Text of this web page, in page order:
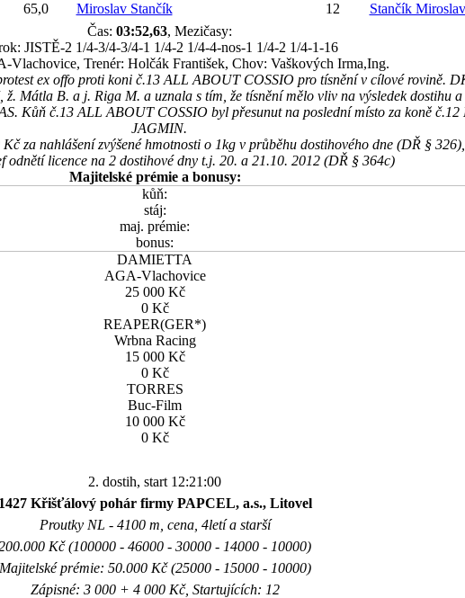
65,0 Miroslav Stančík 12 Stančík Miroslav
Čas: 03:52,63, Mezičasy:
JISTĚ-2 1/4-3/4-3/4-1 1/4-2 1/4-4-nos-1 1/4-2 1/4-1-16
Vlachovice, Trenér: Holčák František, Chov: Vaškových Irma,Ing.
ex offo proti koni č.13 ALL ABOUT COSSIO pro tísnění v cílové rovině.
ž. Mátla B. a j. Riga M. a uznala s tím, že tísnění mělo vliv na výsledek dostihu a
Kůň č.13 ALL ABOUT COSSIO byl přesunut na poslední místo za koně
JAGMIN.
za nahlášení zvýšené hmotnosti o 1kg v průběhu dostihového dne (DŘ §
odnětí licence na 2 dostihové dny t.j. 20. a 21.10. 2012 (DŘ § 364c)
Majitelské prémie a bonusy:
kůň:
stáj:
maj. prémie:
bonus:
DAMIETTA
AGA-Vlachovice
25 000 Kč
0 Kč
REAPER(GER*)
Wrbna Racing
15 000 Kč
0 Kč
TORRES
Buc-Film
10 000 Kč
0 Kč
2. dostih, start 12:21:00
1427 Křišťálový pohár firmy PAPCEL, a.s., Litovel
Proutky NL - 4100 m, cena, 4letí a starší
Kč (100000 - 46000 - 30000 - 14000 - 10000)
Majitelské prémie: 50.000 Kč (25000 - 15000 - 10000)
Zápisné: 3 000 + 4 000 Kč, Startujících: 12